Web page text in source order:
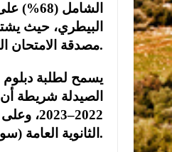
الشامل (
68
%)
البيطري،حيث
مصدقة الامتحان .
يسمح لطلبة
الصيدلة شريطة
2022
–
2023،
الثانوية العامة .